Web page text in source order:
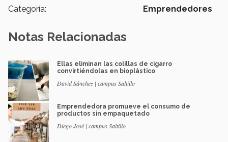
Categoría: Emprendedores
Notas Relacionadas
Ellas eliminan las colillas de cigarro
convirtiéndolas en bioplástico
David Sánchez | campus Saltillo
Emprendedora promueve el consumo de
productos sin empaquetado
Diego José | campus Saltillo